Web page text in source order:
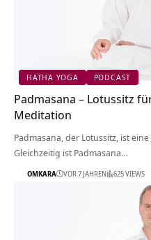
HATHA YOGA PODCAST
Padmasana – Lotussitz
Meditation
Padmasana, der Lotussitz, ist
Gleichzeitig ist Padmasana…
OMKARA VOR 7 JAHREN 625 VIEWS